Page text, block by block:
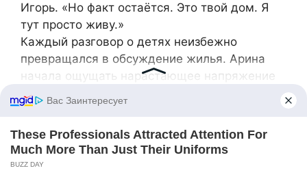
Игорь. «Но факт остаётся. Это твой дом. Я
тут просто живу.»
Каждый разговор о детях неизбежно
превращался в обсуждение жилья. Арина
начала ощущать нарастающее напряжение
между ними. Она не понимала, почему её
муж так зациклился на вопросе с квартирой.
Жена была действительно поражена тем,
что Игорь всё ещё так расстраивался из-за